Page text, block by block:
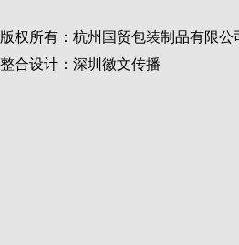
版权所有：杭州国贸包装制品有限
整合设计：深圳徽文传播